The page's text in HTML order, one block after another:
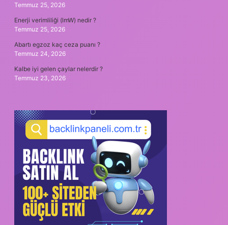
Temmuz 25, 2026
Enerji verimliliği (lmW) nedir ?
Temmuz 25, 2026
Abartı egzoz kaç ceza puanı ?
Temmuz 24, 2026
Kalbe iyi gelen çaylar nelerdir ?
Temmuz 23, 2026